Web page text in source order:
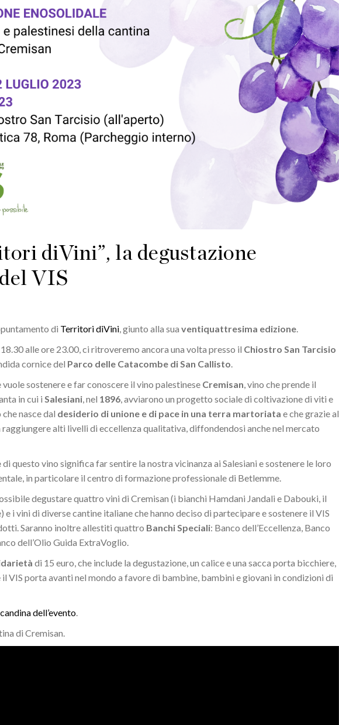
diVini”, la degustazione
VIS
di Territori diVini, giunto alla sua ventiquattresima edizione.
alle ore 23.00, ci ritroveremo ancora una volta presso il Chiostro San Tarcisio
cornice del Parco delle Catacombe di San Callisto.
sostenere e far conoscere il vino palestinese Cremisan, vino che prende il
in cui i Salesiani, nel 1896, avviarono un progetto sociale di coltivazione di viti e
nasce dal desiderio di unione e di pace in una terra martoriata e che grazie al
alti livelli di eccellenza qualitativa, diffondendosi anche nel mercato
di questo vino significa far sentire la nostra vicinanza ai Salesiani e sostenere le loro
in particolare il centro di formazione professionale di Betlemme.
degustare quattro vini di Cremisan (i bianchi Hamdani Jandali e Dabouki, il
e i vini di diverse cantine italiane che hanno deciso di partecipare e sostenere il VIS
Saranno inoltre allestiti quattro Banchi Speciali: Banco dell’Eccellenza, Banco
dell’Olio Guida ExtraVoglio.
di 15 euro, che include la degustazione, un calice e una sacca porta bicchiere,
VIS porta avanti nel mondo a favore di bambine, bambini e giovani in condizioni di
dell’evento.
di Cremisan.